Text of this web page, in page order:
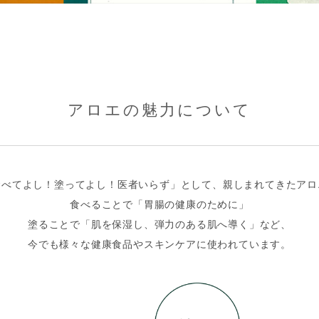
アロエの魅力について
てよし！塗ってよし！医者いらず」として、 親しまれてきたア
食べることで「胃腸の健康のために」
塗ることで「肌を保湿し、弾力のある肌へ導く」など、
今でも様々な健康食品やスキンケアに使われています。